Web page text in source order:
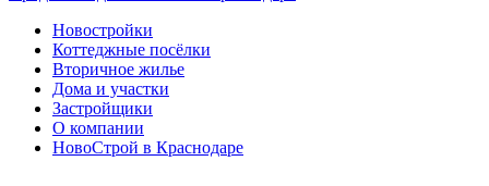
Новостройки
Коттеджные посёлки
Вторичное жилье
Дома и участки
Застройщики
О компании
НовоСтрой в Краснодаре